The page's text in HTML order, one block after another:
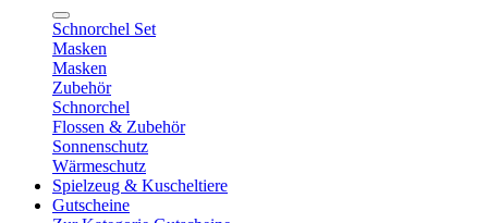
Schnorchel Set
Masken
Masken
Zubehör
Schnorchel
Flossen & Zubehör
Sonnenschutz
Wärmeschutz
Spielzeug & Kuscheltiere
Gutscheine